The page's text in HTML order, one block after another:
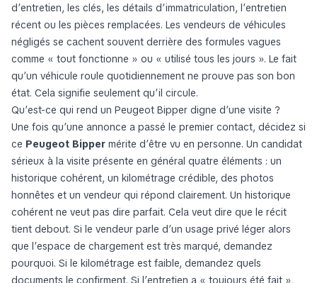
d’entretien, les clés, les détails d’immatriculation, l’entretien
récent ou les pièces remplacées. Les vendeurs de véhicules
négligés se cachent souvent derrière des formules vagues
comme « tout fonctionne » ou « utilisé tous les jours ». Le fait
qu’un véhicule roule quotidiennement ne prouve pas son bon
état. Cela signifie seulement qu’il circule.
Qu’est-ce qui rend un Peugeot Bipper digne d’une visite ?
Une fois qu’une annonce a passé le premier contact, décidez si
ce Peugeot Bipper mérite d’être vu en personne. Un candidat
sérieux à la visite présente en général quatre éléments : un
historique cohérent, un kilométrage crédible, des photos
honnêtes et un vendeur qui répond clairement. Un historique
cohérent ne veut pas dire parfait. Cela veut dire que le récit
tient debout. Si le vendeur parle d’un usage privé léger alors
que l’espace de chargement est très marqué, demandez
pourquoi. Si le kilométrage est faible, demandez quels
documents le confirment. Si l’entretien a « toujours été fait »,